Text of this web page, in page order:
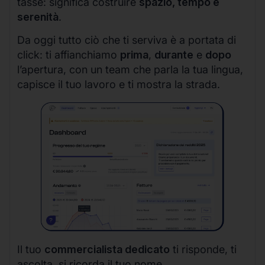
serenità.
Da oggi tutto ciò che ti serviva è a portata di
click: ti affianchiamo prima, durante e dopo
l’apertura, con un team che parla la tua lingua,
capisce il tuo lavoro e ti mostra la strada.
Il tuo commercialista dedicato ti risponde, ti